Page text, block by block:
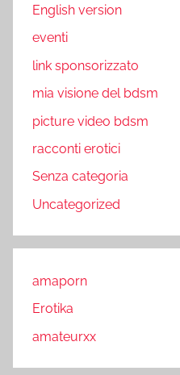
English version
eventi
link sponsorizzato
mia visione del bdsm
picture video bdsm
racconti erotici
Senza categoria
Uncategorized
amaporn
Erotika
amateurxx